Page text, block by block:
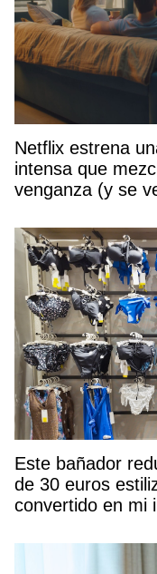
Netflix estrena
intensa que
venganza (y se
Este bañador
de 30 euros
convertido en mi